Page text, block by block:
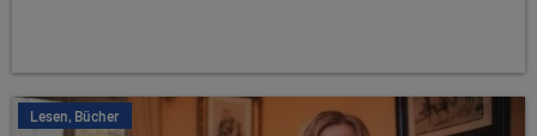
Lesen, Bücher